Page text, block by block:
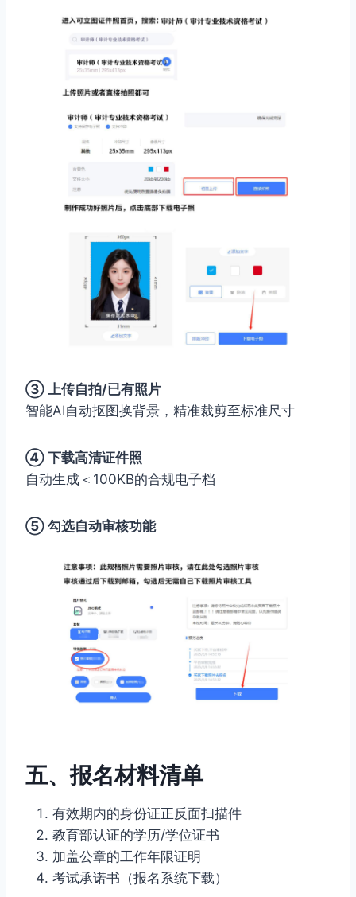
③ 上传自拍/已有照片
智能AI自动抠图换背景，精准裁剪至标准尺寸
④ 下载高清证件照
自动生成＜100KB的合规电子档
⑤ 勾选自动审核功能
五、报名材料清单
有效期内的身份证正反面扫描件
教育部认证的学历/学位证书
加盖公章的工作年限证明
考试承诺书（报名系统下载）